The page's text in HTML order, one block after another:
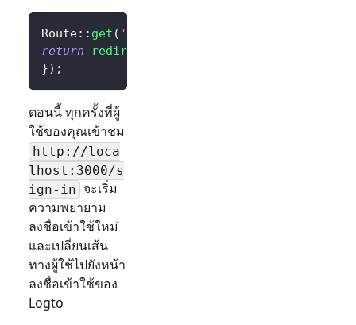
Route:: get ( '/sign-in'
return
redirect
}) ;
ตอนนี้ ทุกครั้งที่ผู้
ใช้ของคุณเข้าชม
http://loca
lhost:3000/s
ign-in จะเริ่ม
ความพยายาม
ลงชื่อเข้าใช้ใหม่
และเปลี่ยนเส้น
ทางผู้ใช้ไปยังหน้า
ลงชื่อเข้าใช้ของ
Logto